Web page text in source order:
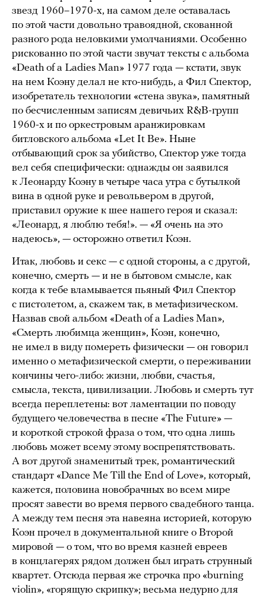
звезд 1960–1970-х, на самом деле оставалась
по этой части довольно травоядной, скованной
разного рода неловкими умолчаниями. Особенно
рискованно по этой части звучат тексты с альбома
«Death of a Ladies Man» 1977 года — кстати, звук
на нем Коэну делал не кто-нибудь, а Фил Спектор,
изобретатель технологии «стена звука», памятный
по бесчисленным записям девичьих R&B-групп
1960-х и по оркестровым аранжировкам
битловского альбома «Let It Be». Ныне
отбывающий срок за убийство, Спектор уже тогда
вел себя специфически: однажды он заявился
к Леонарду Коэну в четыре часа утра с бутылкой
вина в одной руке и револьвером в другой,
приставил оружие к шее нашего героя и сказал:
«Леонард, я люблю тебя!». — «Я очень на это
надеюсь», — осторожно ответил Коэн.
Итак, любовь и секс — с одной стороны, а с другой,
конечно, смерть — и не в бытовом смысле, как
когда к тебе вламывается пьяный Фил Спектор
с пистолетом, а, скажем так, в метафизическом.
Назвав свой альбом «Death of a Ladies Man»,
«Смерть любимца женщин», Коэн, конечно,
не имел в виду помереть физически — он говорил
именно о метафизической смерти, о переживании
кончины чего-либо: жизни, любви, счастья,
смысла, текста, цивилизации. Любовь и смерть тут
всегда переплетены: вот ламентации по поводу
будущего человечества в песне «The Future» —
и короткой строкой фраза о том, что одна лишь
любовь может всему этому воспрепятствовать.
А вот другой знаменитый трек, романтический
стандарт «Dance Me Till the End of Love», который,
кажется, половина новобрачных во всем мире
просят завести во время первого свадебного танца.
А между тем песня эта навеяна историей, которую
Коэн прочел в документальной книге о Второй
мировой — о том, что во время казней евреев
в концлагерях рядом должен был играть струнный
квартет. Отсюда первая же строчка про «burning
violin», «горящую скрипку»; весьма недурно для